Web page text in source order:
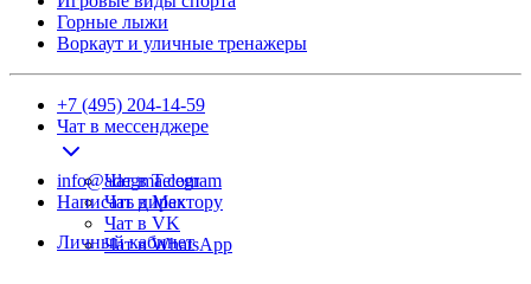
Горные лыжи
Воркаут и уличные тренажеры
+7 (495) 204-14-59
Чат в мессенджере
Чат в Telegram
Чат в Max
Чат в VK
Чат в WhatsApp
info@adegma.com
Написать директору
Личный кабинет